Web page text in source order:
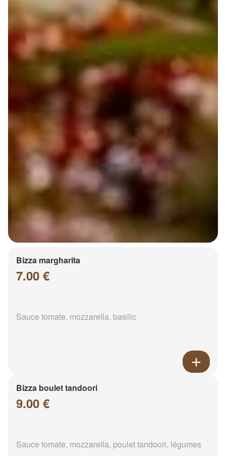
Bizza margharita
7.00 €
Sauce tomate, mozzarella, basilic
Bizza boulet tandoori
9.00 €
Sauce tomate, mozzarella, poulet tandoori, légumes